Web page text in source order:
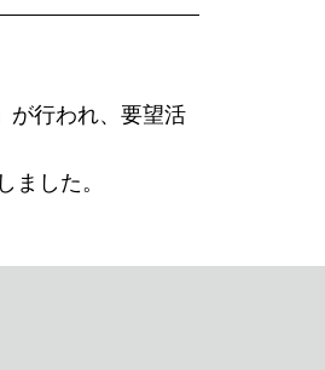
が行われ、要望活
した。